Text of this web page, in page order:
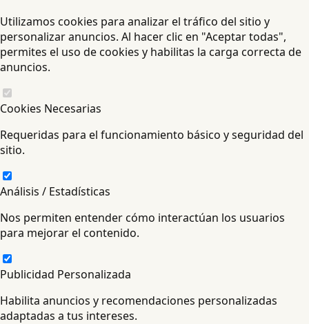
Utilizamos cookies para analizar el tráfico del sitio y
personalizar anuncios. Al hacer clic en "Aceptar todas",
permites el uso de cookies y habilitas la carga correcta de
anuncios.
Cookies Necesarias
Requeridas para el funcionamiento básico y seguridad del
sitio.
Análisis / Estadísticas
Nos permiten entender cómo interactúan los usuarios
para mejorar el contenido.
Publicidad Personalizada
Habilita anuncios y recomendaciones personalizadas
adaptadas a tus intereses.